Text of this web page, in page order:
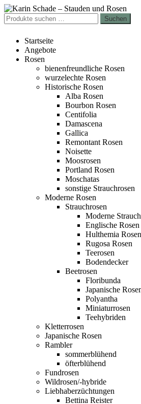
Zur
Navigation
springen
Zum
Inhalt
springen
Suchen
nach:
Suchen
Startseite
Angebote
Rosen
bienenfreundliche Rosen
wurzelechte Rosen
Historische Rosen
Alba Rosen
Bourbon Rosen
Centifolia
Damascena
Gallica
Remontant Rosen
Noisette
Moosrosen
Portland Rosen
Moschatas
sonstige Strauchrosen
Moderne Rosen
Strauchrosen
Moderne
Englische Rosen
Hulthemia Rosen
Rugosa Rosen
Teerosen
Bodendecker
Beetrosen
Floribunda
Japanische
Polyantha
Miniaturrosen
Teehybriden
Kletterrosen
Japanische Rosen
Rambler
sommerblühend
öfterblühend
Fundrosen
Wildrosen/-hybride
Liebhaberzüchtungen
Bettina Reister